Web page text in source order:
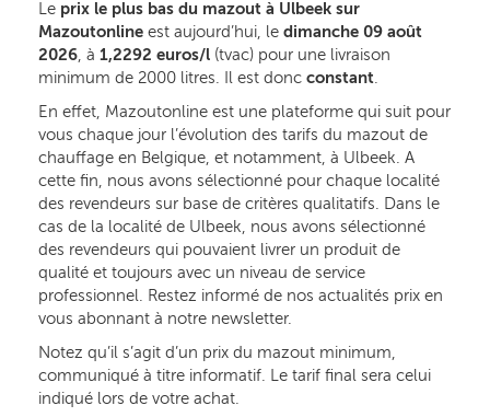
Le prix le plus bas du mazout à Ulbeek sur
Mazoutonline est aujourd’hui, le dimanche 09 août
2026, à 1,2292 euros/l (tvac) pour une livraison
minimum de 2000 litres. Il est donc constant.
En effet, Mazoutonline est une plateforme qui suit pour
vous chaque jour l’évolution des tarifs du mazout de
chauffage en Belgique, et notamment, à Ulbeek. A
cette fin, nous avons sélectionné pour chaque localité
des revendeurs sur base de critères qualitatifs. Dans le
cas de la localité de Ulbeek, nous avons sélectionné
des revendeurs qui pouvaient livrer un produit de
qualité et toujours avec un niveau de service
professionnel. Restez informé de nos actualités prix en
vous abonnant à notre newsletter.
Notez qu’il s’agit d’un prix du mazout minimum,
communiqué à titre informatif. Le tarif final sera celui
indiqué lors de votre achat.